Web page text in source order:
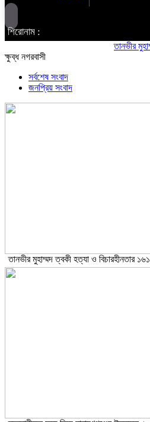
শিরোনাম :
তানভীর মুহাম্মদ
ক্ষুব্ধ নগরবাসী
সর্বশেষ সংবাদ
জনপ্রিয় সংবাদ
তানভীর মুহাম্মদ ত্বকী হত্যা ও বিচারহীনতার